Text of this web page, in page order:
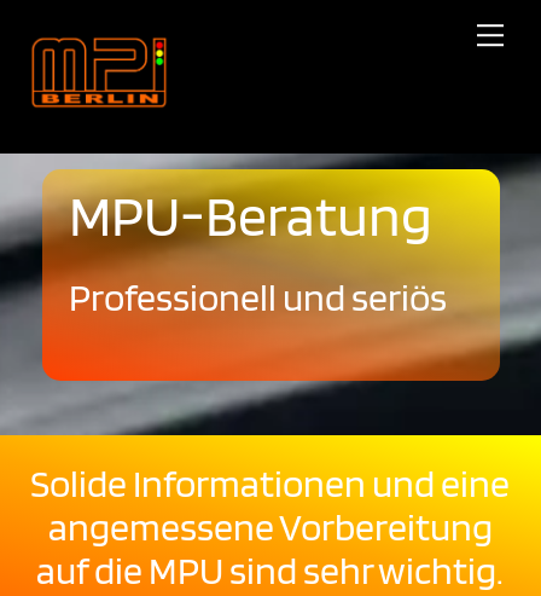
MPU-Beratung
Professionell und seriös
Solide Informationen und eine
angemessene Vorbereitung
auf die MPU sind sehr wichtig.